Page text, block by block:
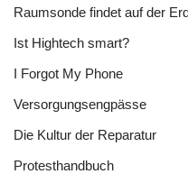
Raumsonde findet auf der
Ist Hightech smart?
I Forgot My Phone
Versorgungsengpässe
Die Kultur der Reparatur
Protesthandbuch